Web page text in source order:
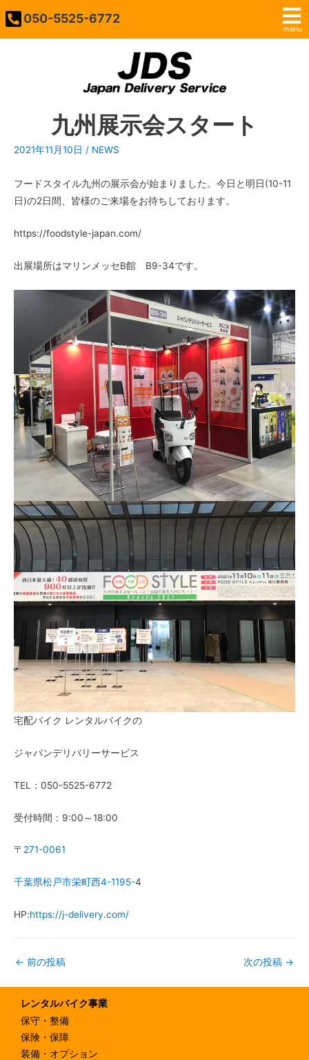
menu
050-5525-6772
九州展示会スタート
2021年11月10日 / NEWS
フードスタイル九州の展示会が始まりました。今日と明日(10-11
日)の2日間、皆様のご来場をお待ちしております。
https://foodstyle-japan.com/
出展場所はマリンメッセB館 B9-34です。
宅配バイク レンタルバイクの
ジャパンデリバリーサービス
TEL：050-5525-6772
受付時間：9:00～18:00
〒 271-0061
千葉県松戸市栄町西4-1195-4
HP:https://j-delivery.com/
← 前の投稿 次の投稿 →
レンタルバイク事業
保守・整備
保険・保障
装備・オプション